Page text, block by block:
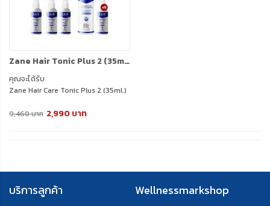
Zane Hair Tonic Plus 2 (35ml.) 6 กล่อง + แถมฟรี Zane Micellar Shampoo (200ml.) 1 กล่อง + Zane Hair Tonic (35ml.) 1 กล่อง
คุณจะได้รับ
Zane Hair Care Tonic Plus 2 (35ml.)
Zane Micellar Shampoo (200ml.) 1
2,990 บาท
9,460 บาท
บริการลูกค้า Wellnessmarkshop